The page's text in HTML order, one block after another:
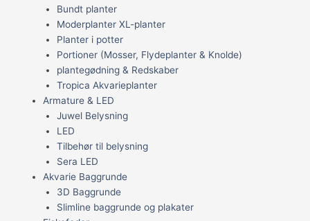
Bundt planter
Moderplanter XL-planter
Planter i potter
Portioner (Mosser, Flydeplanter & Knolde)
plantegødning & Redskaber
Tropica Akvarieplanter
Armature & LED
Juwel Belysning
LED
Tilbehør til belysning
Sera LED
Akvarie Baggrunde
3D Baggrunde
Slimline baggrunde og plakater